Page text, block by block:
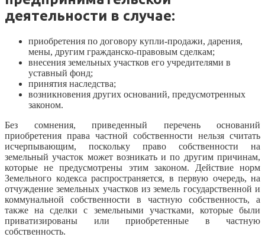
деятельности в случае:
приобретения по договору купли-продажи, дарения,
мены, другим гражданско-правовым сделкам;
внесения земельных участков его учредителями в
уставный фонд;
принятия наследства;
возникновения других оснований, предусмотренных
законом.
Без сомнения, приведенный перечень оснований
приобретения права частной собственности нельзя считать
исчерпывающим, поскольку право собственности на
земельный участок может возникать и по другим причинам,
которые не предусмотрены этим законом. Действие норм
Земельного кодекса распространяется, в первую очередь, на
отчуждение земельных участков из земель государственной и
коммунальной собственности в частную собственность, а
также на сделки с земельными участками, которые были
приватизированы или приобретенные в частную
собственность.